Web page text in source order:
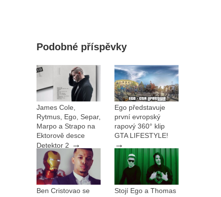
Podobné příspěvky
James Cole,
Rytmus, Ego, Separ,
Marpo a Strapo na
Ektorově desce
Detektor 2 →
Ego představuje
první evropský
rapový 360° klip
GTA LIFESTYLE!
→
Ben Cristovao se
Stojí Ego a Thomas